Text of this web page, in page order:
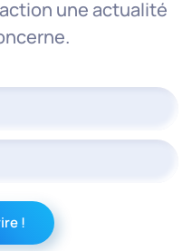
une actualité